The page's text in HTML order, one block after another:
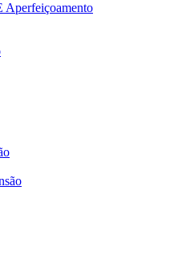
Aperfeiçoamento